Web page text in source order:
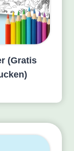
(Gratis